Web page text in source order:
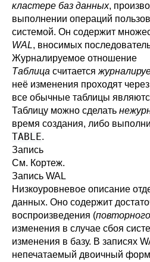
кластере баз данных,
выполнении операций
системой. Он содержит
WAL, вносимых
Журналируемое отношение
Таблица считается
неё изменения проходят через
все обычные таблицы
Таблицу можно сделать
время создания, либо
TABLE.
Запись
См. Кортеж.
Запись WAL
Низкоуровневое описание
данных. Оно содержит
воспроизведения (
изменения в случае сбоя
изменения в базу. В записях
непечатаемый двоичный